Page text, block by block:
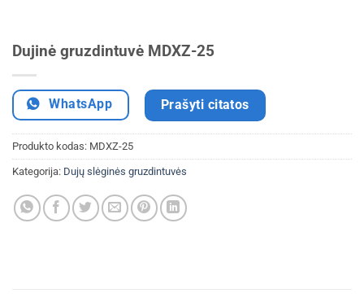
Dujinė gruzdintuvė MDXZ-25
WhatsApp Prašyti citatos
Produkto kodas: MDXZ-25
Kategorija: Dujų slėginės gruzdintuvės